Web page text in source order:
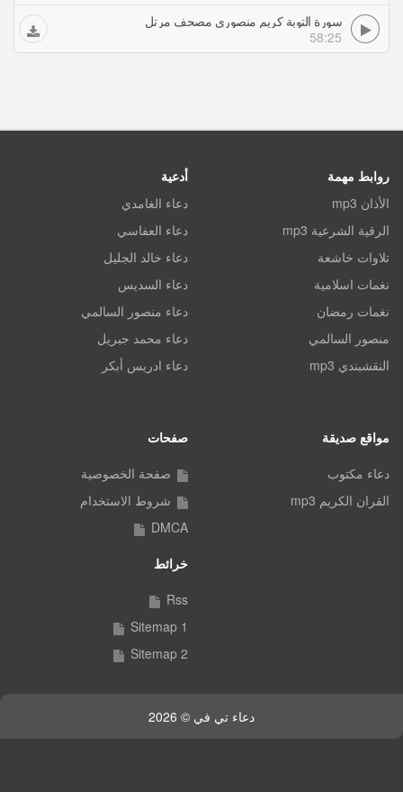
سورة التوبة كريم منصوري مصحف مرتل
58:25
روابط مهمة
الأذان mp3
الرقية الشرعية mp3
تلاوات خاشعة
نغمات اسلامية
نغمات رمضان
منصور السالمي
النقشبندي mp3
أدعية
دعاء الغامدي
دعاء العفاسي
دعاء خالد الجليل
دعاء السديس
دعاء منصور السالمي
دعاء محمد جبريل
دعاء ادريس أبكر
مواقع صديقة
دعاء مكتوب
القران الكريم mp3
صفحات
صفحة الخصوصية
شروط الاستخدام
DMCA
خرائط
Rss
Sitemap 1
Sitemap 2
دعاء تي في © 2026